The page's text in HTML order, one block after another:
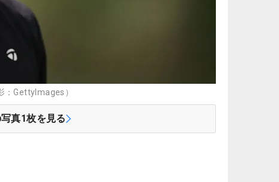
GettyImages）
真1枚を見る